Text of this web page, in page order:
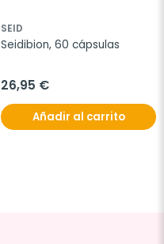
SEID
Seidibion, 60 cápsulas
26,95 €
Añadir al carrito